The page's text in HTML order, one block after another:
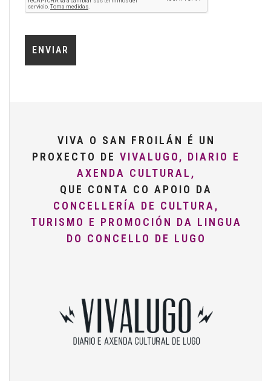
VIVA O SAN FROILÁN É UN
PROXECTO DE VIVALUGO, DIARIO E
AXENDA CULTURAL,
QUE CONTA CO APOIO DA
CONCELLERÍA DE CULTURA,
TURISMO E PROMOCIÓN DA LINGUA
DO CONCELLO DE LUGO